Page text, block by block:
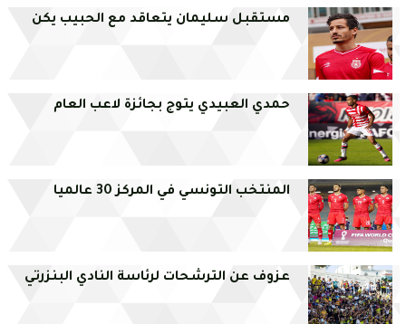
مستقبل سليمان يتعاقد مع الحبيب يكن
حمدي العبيدي يتوج بجائزة لاعب العام
المنتخب التونسي في المركز 30 عالميا
عزوف عن الترشحات لرئاسة النادي البنزرتي